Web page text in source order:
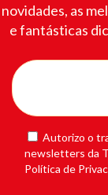
novidades, as
e fantásticas
Autorizo o
newsletters da
Política de